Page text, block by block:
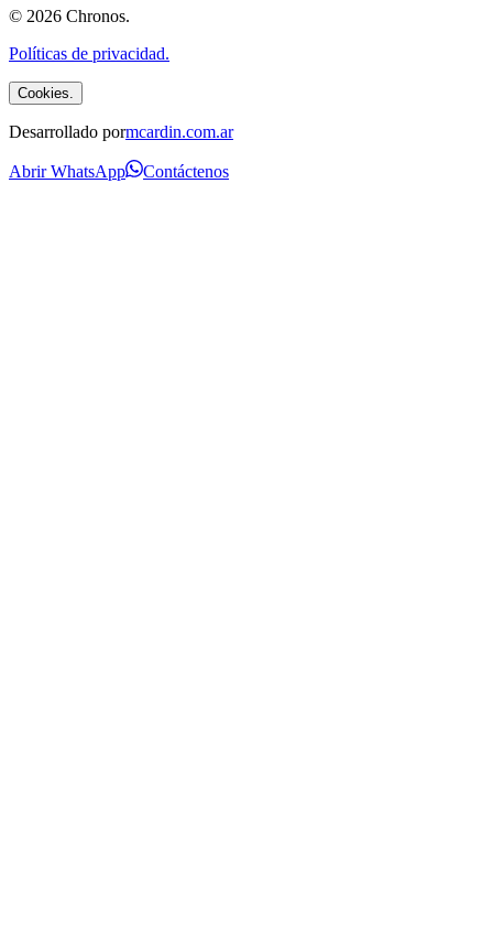
© 2026 Chronos.
Políticas de privacidad.
Cookies.
Desarrollado pormcardin.com.ar
Abrir WhatsApp Contáctenos